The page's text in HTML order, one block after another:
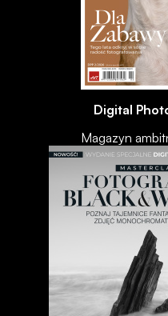
Digital
Magazyn